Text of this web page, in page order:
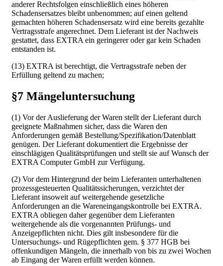
anderer Rechtsfolgen einschließlich eines höheren
Schadensersatzes bleibt unbenommen; auf einen geltend
gemachten höheren Schadensersatz wird eine bereits gezahlte
Vertragsstrafe angerechnet. Dem Lieferant ist der Nachweis
gestattet, dass EXTRA ein geringerer oder gar kein Schaden
entstanden ist.
(13) EXTRA ist berechtigt, die Vertragsstrafe neben der
Erfüllung geltend zu machen;
§7 Mängeluntersuchung
(1) Vor der Auslieferung der Waren stellt der Lieferant durch
geeignete Maßnahmen sicher, dass die Waren den
Anforderungen gemäß Bestellung/Spezifikation/Datenblatt
genügen. Der Lieferant dokumentiert die Ergebnisse der
einschlägigen Qualitätsprüfungen und stellt sie auf Wunsch der
EXTRA Computer GmbH zur Verfügung.
(2) Vor dem Hintergrund der beim Lieferanten unterhaltenen
prozessgesteuerten Qualitätssicherungen, verzichtet der
Lieferant insoweit auf weitergehende gesetzliche
Anforderungen an die Wareneingangskontrolle bei EXTRA.
EXTRA obliegen daher gegenüber dem Lieferanten
weitergehende als die vorgenannten Prüfungs- und
Anzeigepflichten nicht. Dies gilt insbesondere für die
Untersuchungs- und Rügepflichten gem. § 377 HGB bei
offenkundigen Mängeln, die innerhalb von bis zu zwei Wochen
ab Eingang der Waren erfüllt werden können.